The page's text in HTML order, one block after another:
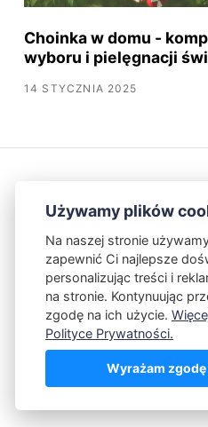
Choinka w domu -
wyboru i pielęgnacji
14 STYCZNIA 2025
Kontakt
Powered
Używamy plików
Na naszej stronie
zapewnić Ci najlepsze
personalizując treści i
na stronie. Kontynuując
zgodę na ich użycie.
Polityce Prywatności.
Wyrażam